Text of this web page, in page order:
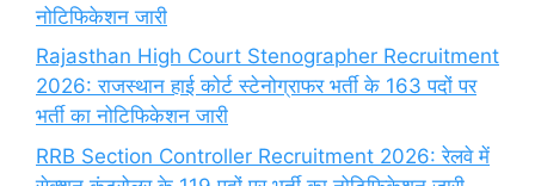
नोटिफिकेशन जारी
Rajasthan High Court Stenographer Recruitment
2026: राजस्थान हाई कोर्ट स्टेनोग्राफर भर्ती के 163 पदों पर
भर्ती का नोटिफिकेशन जारी
RRB Section Controller Recruitment 2026: रेलवे में